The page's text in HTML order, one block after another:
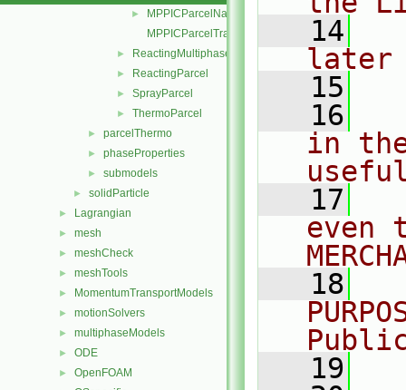
►
MPPICParcelName.C
MPPICParcelTrackingDataI.H
► ReactingMultiphaseParcel
► ReactingParcel
► SprayParcel
► ThermoParcel
► parcelThermo
► phaseProperties
► submodels
► solidParticle
► Lagrangian
► mesh
► meshCheck
► meshTools
► MomentumTransportModels
► motionSolvers
► multiphaseModels
► ODE
► OpenFOAM
   14
later
   15
   16
in
   17
even
   18
   19